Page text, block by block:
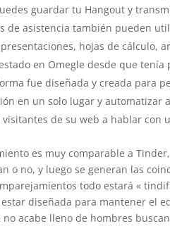
guardar tu Hangout y
de asistencia también pueden
hojas de cálculo,
en Omegle desde que
fue diseñada y creada para
en un solo lugar y automatizar
de su web a hablar con
es muy comparable a
o no, y luego se generan las
todo estará «
diseñada para mantener el
acabe lleno de hombres